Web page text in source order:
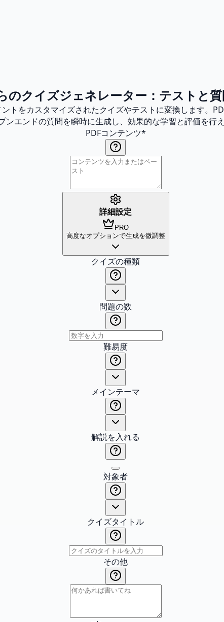
のクイズジェネレーター：テストと
トをカスタマイズされたクイズやテストに変換します。
ンエンドの質問を瞬時に生成し、効果的な学習と評価を行え
PDFコンテンツ*
詳細設定
PRO
高度なオプションで生成を微調整
クイズの種類
問題の数
難易度
メインテーマ
解説を入れる
対象者
クイズタイトル
その他